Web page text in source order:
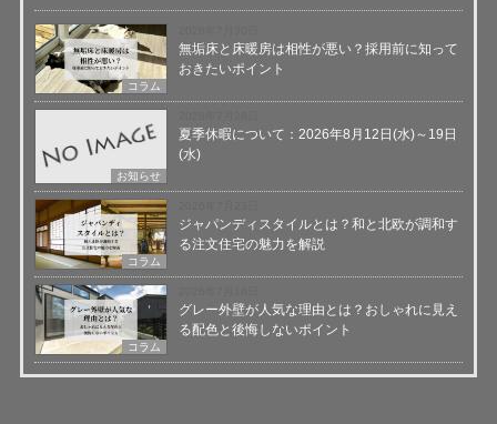
コラム
無垢床と床暖房は相性が悪い？採用前に知って
おきたいポイント
お知らせ
夏季休暇について：2026年8月12日(水)～19日
(水)
コラム
ジャパンディスタイルとは？和と北欧が調和す
る注文住宅の魅力を解説
コラム
グレー外壁が人気な理由とは？おしゃれに見え
る配色と後悔しないポイント